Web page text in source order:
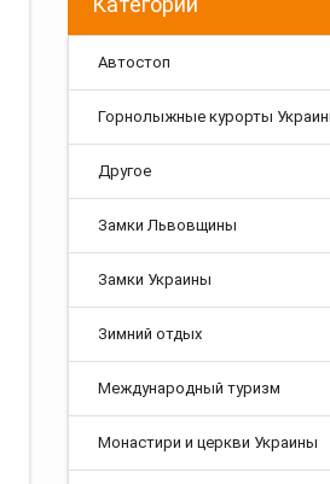
Автостоп
Горнолыжные курорты
Другое
Замки Львовщины
Замки Украины
Зимний отдых
Международный туризм
Монастири и церкви Украины